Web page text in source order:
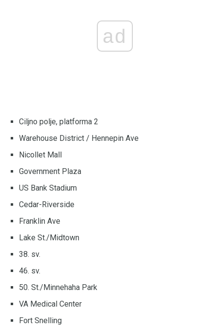
ad
Ciljno polje, platforma 2
Warehouse District / Hennepin Ave
Nicollet Mall
Government Plaza
US Bank Stadium
Cedar-Riverside
Franklin Ave
Lake St./Midtown
38. sv.
46. ​​sv.
50. St./Minnehaha Park
VA Medical Center
Fort Snelling